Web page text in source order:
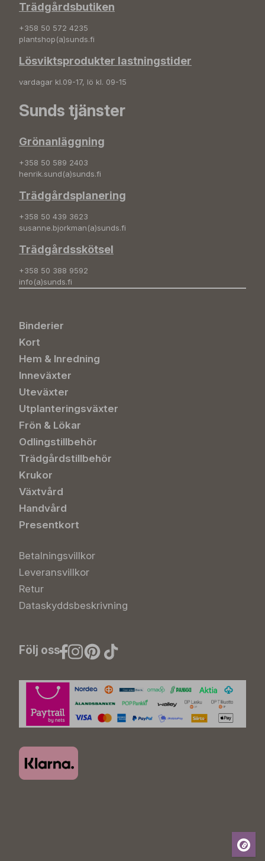
Trädgårdsbutiken
+358 50 572 4235
plantshop(a)sunds.fi
Lösviktsprodukter lastningstider
vardagar kl.09-17, lö kl. 09-15
Sunds tjänster
Grönanläggning
+358 50 589 2403
henrik.sund(a)sunds.fi
Trädgårdsplanering
+358 50 439 3623
susanne.bjorkman(a)sunds.fi
Trädgårdsskötsel
+358 50 388 9592
info(a)sunds.fi
Binderier
Kort
Hem & Inredning
Inneväxter
Uteväxter
Utplanteringsväxter
Frön & Lökar
Odlingstillbehör
Trädgårdstillbehör
Krukor
Växtvård
Handvård
Presentkort
Betalningsvillkor
Leveransvillkor
Retur
Dataskyddsbeskrivning
Följ oss